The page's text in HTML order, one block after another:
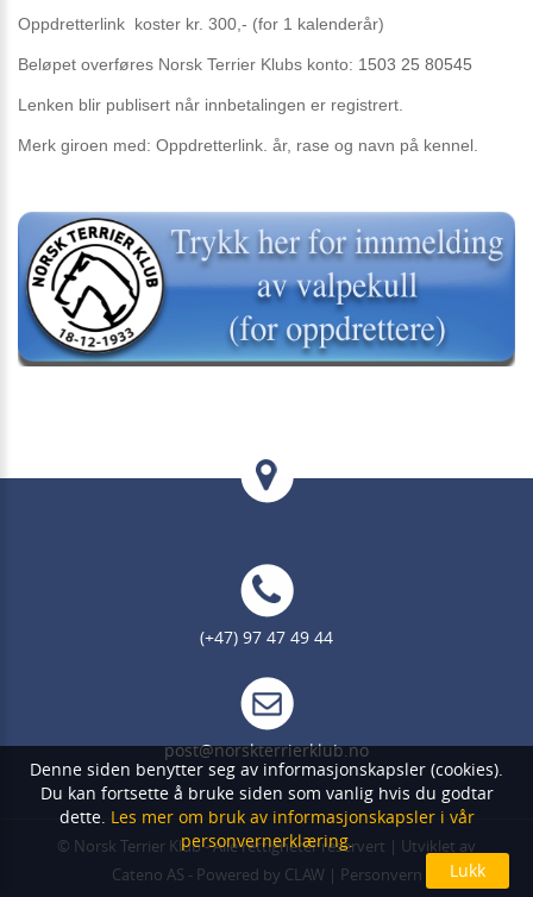
Oppdretterlink koster kr. 300,- (for 1 kalenderår)
Beløpet overføres Norsk Terrier Klubs konto: 1503 25 80545
Lenken blir publisert når innbetalingen er registrert.
Merk giroen med: Oppdretterlink. år, rase og navn på kennel.
(+47) 97 47 49 44
post@norskterrierklub.no
© Norsk Terrier Klub- Alle rettigheter reservert | Utviklet av
Cateno AS - Powered by CLAW| Personvern
Denne siden benytter seg av informasjonskapsler (cookies).
Du kan fortsette å bruke siden som vanlig hvis du godtar
dette. Les mer om bruk av informasjonskapsler i vår
personvernerklæring.